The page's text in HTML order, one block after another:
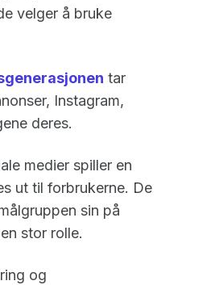
velger å bruke
tar
Instagram,
deres.
medier spiller en
ut til forbrukerne. De
sin på
stor rolle.
og